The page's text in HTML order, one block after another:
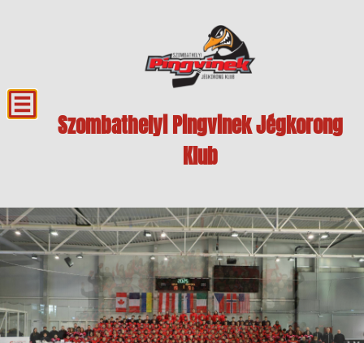
Szombathelyi Pingvinek Jégkorong
Klub